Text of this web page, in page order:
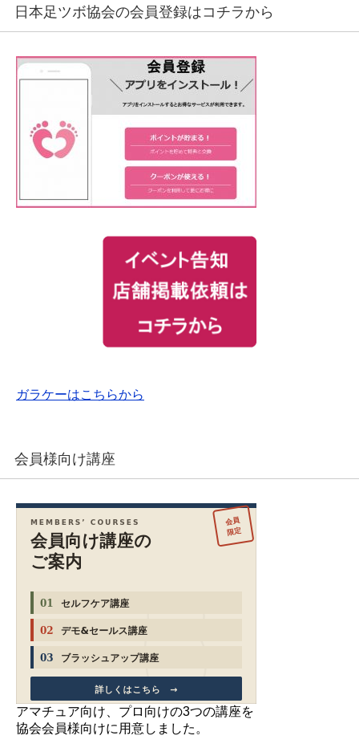
日本足ツボ協会の会員登録はコチラから
ガラケーはこちらから
会員様向け講座
アマチュア向け、プロ向けの3つの講座を
協会会員様向けに用意しました。